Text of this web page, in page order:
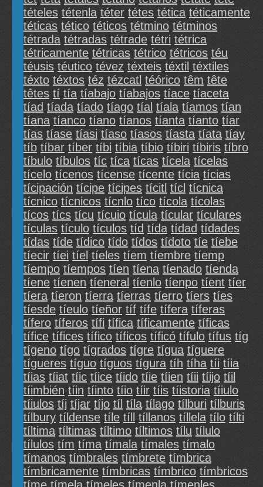
tételes tétenla téter tétes tética téticamente
téticas tético téticos tétmino tétminos
tétrada tétradas tétrade tétri tétrica
tétricamente tétricas tétrico tétricos téu
téusis téutico tévez téxteis téxtil téxtiles
téxto téxtos téz tézcatl téórico têm tête
têtes tí tía tíabajo tíabajos tíace tíaceta
tíad tíada tíado tíago tíal tíala tíamos tían
tíana tíanco tíano tíanos tíanta tíanto tíar
tías tíase tíasi tíaso tíasos tíasta tíata tíay
tíb tíbar tíber tíbi tíbia tíbio tíbiri tíbiris tíbro
tíbulo tíbulos tíc tíca tícas tícela tícelas
tícelo tícenos tícense tícente tícia tícias
tícipación tícipe tícipes tícitl tícl tícnica
tícnico tícnicos tícnlo tíco tícola tícolas
tícos tícs tícu tícuio tícula tícular tículares
tículas tículo tículos tíd tída tídad tídades
tídas tíde tídico tído tídos tídoto tíe tíebe
tíecir tíei tíel tíeles tíem tíembre tíemp
tíempo tíempos tíen tíena tíenado tíenda
tíene tíenen tíeneral tíenlo tíenpo tíent tíer
tíera tíeron tíerra tíerras tíerro tíers tíes
tíesde tíeulo tíeñor tíf tífe tífera tíferas
tífero tíferos tífi tífica tíficamente tíficas
tífice tífices tífico tíficos tíficó tífulo tífus tíg
tígeno tígo tígrados tígre tígua tíguere
tígueres tíguo tíguos tígura tíh tíha tíi tíia
tíias tíiat tíic tíice tíido tíie tíien tíii tíijo tíil
tíimbién tíin tíinto tíio tíir tíis tíistoria tíiulo
tíiulos tíj tíjar tíjo tíl tíla tílago tílburi tílburis
tílbury tíldense tíle tíll tíllanos tíllela tílo tílti
tíltima tíltimas tíltimo tíltimos tílu tílulo
tílulos tím tíma tímala tímales tímalo
tímanos tímbrales tímbrete tímbrica
tímbricamente tímbricas tímbrico tímbricos